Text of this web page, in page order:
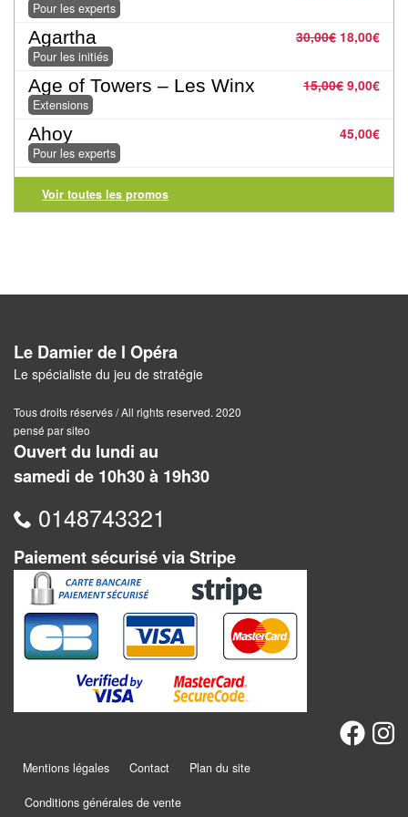
abstraits
Extensions
Casse-
têtes
Accessoires
Backgammon
Jeu
de
Dames
Coffrets
jeux
multijeux
Cartes
traditionnelles
Jeu
de
Maquettes
Dames
Pour les experts
30,00€ 18,00€
Agartha
Pour les initiés
15,00€ 9,00€
Age of Towers – Les Winx
Extensions
45,00€
Ahoy
Pour les experts
Voir toutes les promos
Le Damier de l Opéra
Le spécialiste du jeu de stratégie
Tous droits réservés / All rights reserved. 2020
pensé par siteo
Ouvert du lundi au
samedi de 10h30 à 19h30
0148743321
Paiement sécurisé via Stripe
Mentions légales Contact Plan du site
Conditions générales de vente